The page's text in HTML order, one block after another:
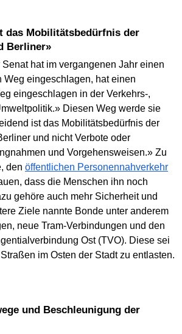
Berliner»
hat im vergangenen Jahr einen
Weg eingeschlagen, hat einen
eingeschlagen in der Verkehrs-,
Diesen Weg werde sie
ist das Mobilitätsbedürfnis der
und nicht Verbote oder
und Vorgehensweisen.» Zu
den öffentlichen Personennahverkehr
dass die Menschen ihn noch
gehöre auch mehr Sicherheit und
Ziele nannte Bonde unter anderem
neue Tram-Verbindungen und den
Ost (TVO). Diese sei
im Osten der Stadt zu entlasten.